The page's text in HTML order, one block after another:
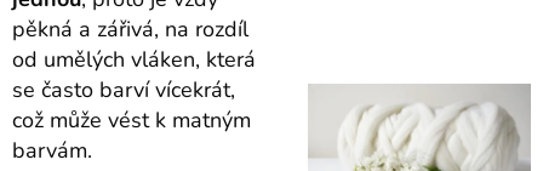
pěkná a zářivá, na rozdíl
od umělých vláken, která
se často barví vícekrát,
což může vést k matným
barvám.